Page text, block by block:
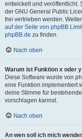
entwickelt und veröffentlicht.
der GNU General Public
frei vertrieben werden.
auf der Seite von phpBB
phpBB.de zu finden.
Nach oben
Warum ist Funktion x oder
Diese Software wurde von
eine Funktion implementiert
deine Stimme für
vorschlagen kannst.
Nach oben
An wen soll ich mich